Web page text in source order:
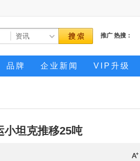
推广 热搜：
品牌 企业新闻 VIP升级
小坦克推移25吨